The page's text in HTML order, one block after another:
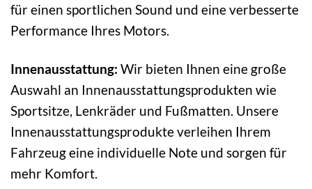
für einen sportlichen Sound und eine verbesserte
Performance Ihres Motors.
Innenausstattung: Wir bieten Ihnen eine große
Auswahl an Innenausstattungsprodukten wie
Sportsitze, Lenkräder und Fußmatten. Unsere
Innenausstattungsprodukte verleihen Ihrem
Fahrzeug eine individuelle Note und sorgen für
mehr Komfort.